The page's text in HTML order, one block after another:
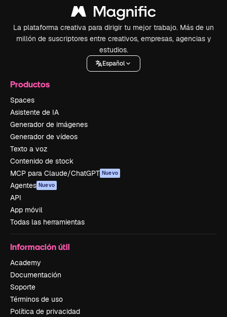
La plataforma creativa para dirigir tu mejor trabajo. Más de un
millón de suscriptores entre creativos, empresas, agencias y
estudios.
Español
Productos
Spaces
Asistente de IA
Generador de imágenes
Generador de vídeos
Texto a voz
Contenido de stock
MCP para Claude/ChatGPT Nuevo
Agentes Nuevo
API
App móvil
Todas las herramientas
Información útil
Academy
Documentación
Soporte
Términos de uso
Política de privacidad